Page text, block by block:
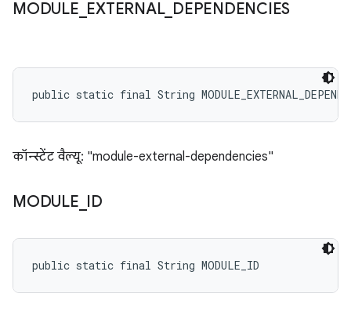
MODULE EXTERNAL_ DEPENDENCIES
public static final String
कॉन्स्टेंट वैल्यू: "module-external-dependencies"
MODULE ID
public static final String MODULE_ID